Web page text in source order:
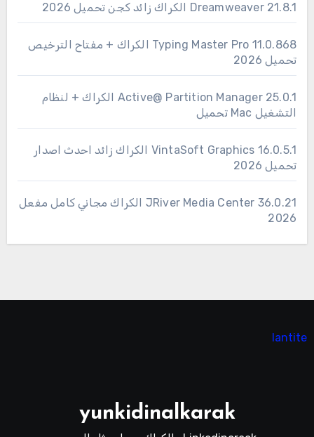
Dreamweaver 21.8.1 الكراك زائد كجن تحميل 2026
11.0.868 Typing Master Pro الكراك + مفتاح الترخيص
تحميل 2026
25.0.1 Active@ Partition Manager الكراك + لنظام
التشغيل Mac تحميل
16.0.5.1 VintaSoft Graphics الكراك زائد احدث اصدار
تحميل 2026
36.0.21 JRiver Media Center الكراك مجاني كامل مفعل
2026
lantite
yunkidinalkarak